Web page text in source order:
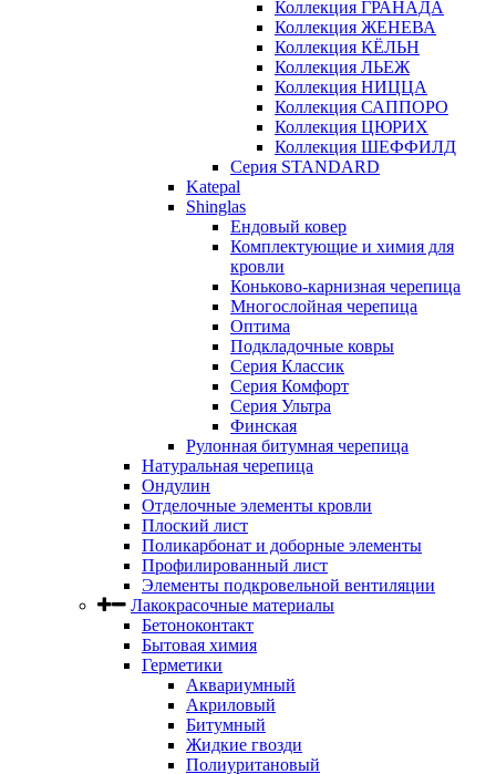
Коллекция ГРАНАДА
Коллекция ЖЕНЕВА
Коллекция КЁЛЬН
Коллекция ЛЬЕЖ
Коллекция НИЦЦА
Коллекция САППОРО
Коллекция ЦЮРИХ
Коллекция ШЕФФИЛД
Серия STANDARD
Katepal
Shinglas
Ендовый ковер
Комплектующие и химия для
кровли
Коньково-карнизная черепица
Многослойная черепица
Оптима
Подкладочные ковры
Серия Классик
Серия Комфорт
Серия Ультра
Финская
Рулонная битумная черепица
Натуральная черепица
Ондулин
Отделочные элементы кровли
Плоский лист
Поликарбонат и доборные элементы
Профилированный лист
Элементы подкровельной вентиляции
Лакокрасочные материалы
Бетоноконтакт
Бытовая химия
Герметики
Аквариумный
Акриловый
Битумный
Жидкие гвозди
Полиуритановый